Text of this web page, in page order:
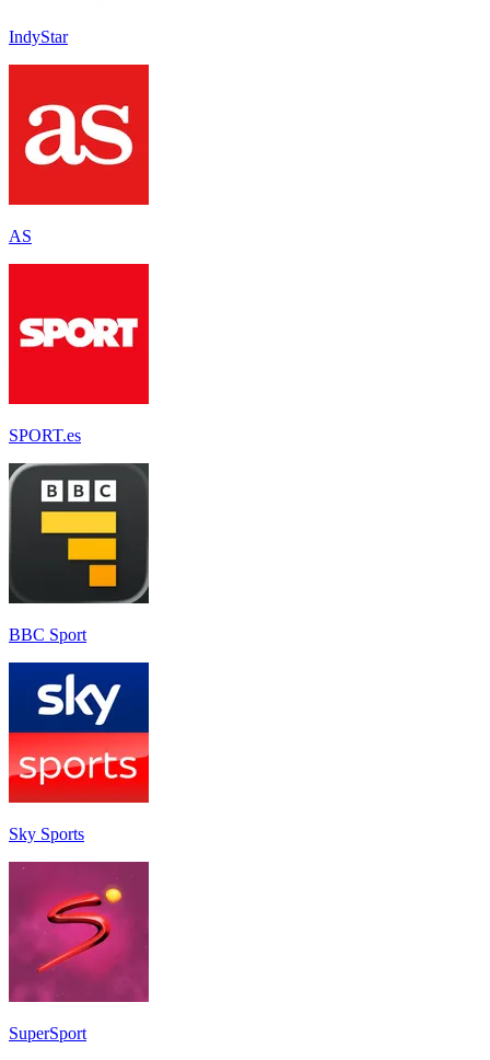
IndyStar
AS
SPORT.es
BBC Sport
Sky Sports
SuperSport